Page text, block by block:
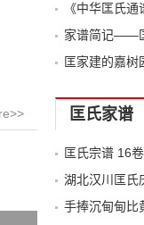
《中华匡氏
家谱简记——
匡氏家谱
匡氏宗谱 16
湖北汉川匡氏
手捧沉甸甸比